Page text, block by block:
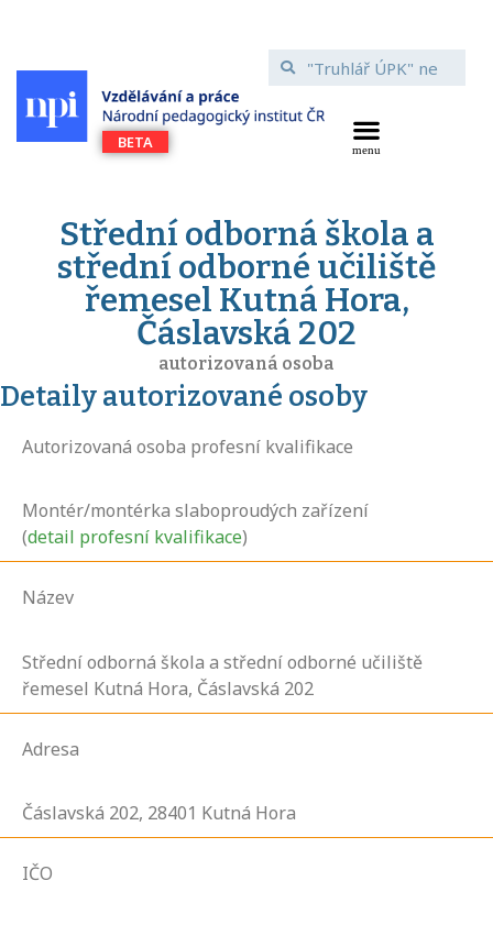
Střední odborná škola a
střední odborné učiliště
řemesel Kutná Hora,
Čáslavská 202
autorizovaná osoba
Detaily autorizované osoby
Autorizovaná osoba profesní kvalifikace
Montér/montérka slaboproudých zařízení
(detail profesní kvalifikace)
Název
Střední odborná škola a střední odborné učiliště
řemesel Kutná Hora, Čáslavská 202
Adresa
Čáslavská 202, 28401 Kutná Hora
IČO